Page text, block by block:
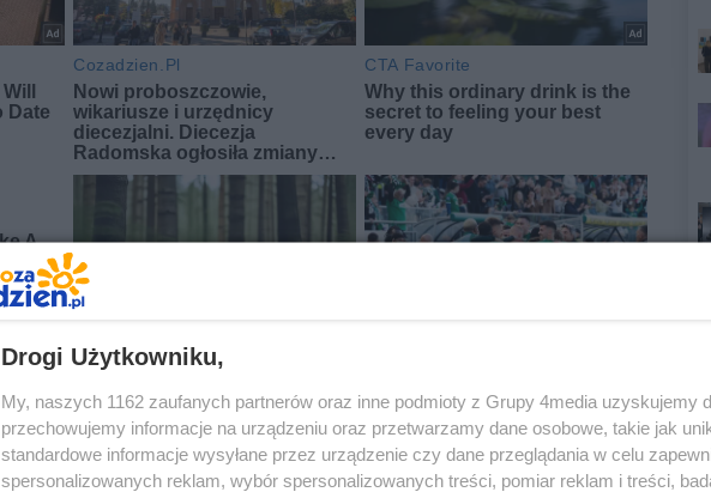
Drogi Użytkowniku,
My, naszych 1162 zaufanych partnerów oraz inne podmioty z Grupy 4media uzyskujemy
przechowujemy informacje na urządzeniu oraz przetwarzamy dane osobowe, takie jak
standardowe informacje wysyłane przez urządzenie czy dane przeglądania w celu
spersonalizowanych reklam, wybór spersonalizowanych treści, pomiar reklam i treści,